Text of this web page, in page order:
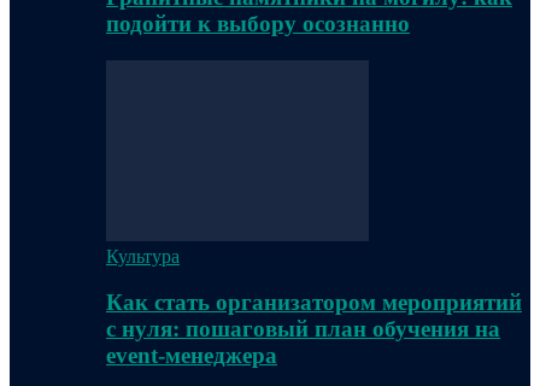
подойти к выбору осознанно
Культура
Как стать организатором мероприятий
с нуля: пошаговый план обучения на
event-менеджера